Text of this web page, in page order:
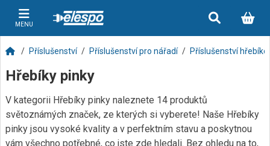
MENU
Příslušenství Příslušenství pro nářadí Příslušenství
Hřebíky pinky
V kategorii Hřebíky pinky naleznete 14 produktů
světoznámých značek, ze kterých si vyberete! Naše Hřebíky
pinky jsou vysoké kvality a v perfektním stavu a poskytnou
vám všechno potřebné, co jste zde hledali. Bez ohledu na to,